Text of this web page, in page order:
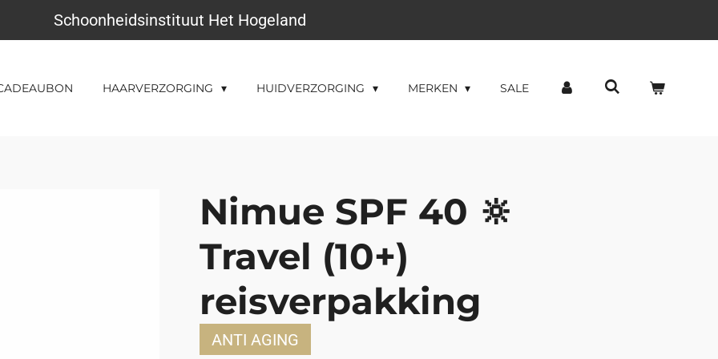
Schoonheidsinstituut Het Hogeland
HAARVERZORGING HUIDVERZORGING MERKEN SALE
Nimue SPF 40 🔆
Travel (10+)
reisverpakking
ANTI AGING